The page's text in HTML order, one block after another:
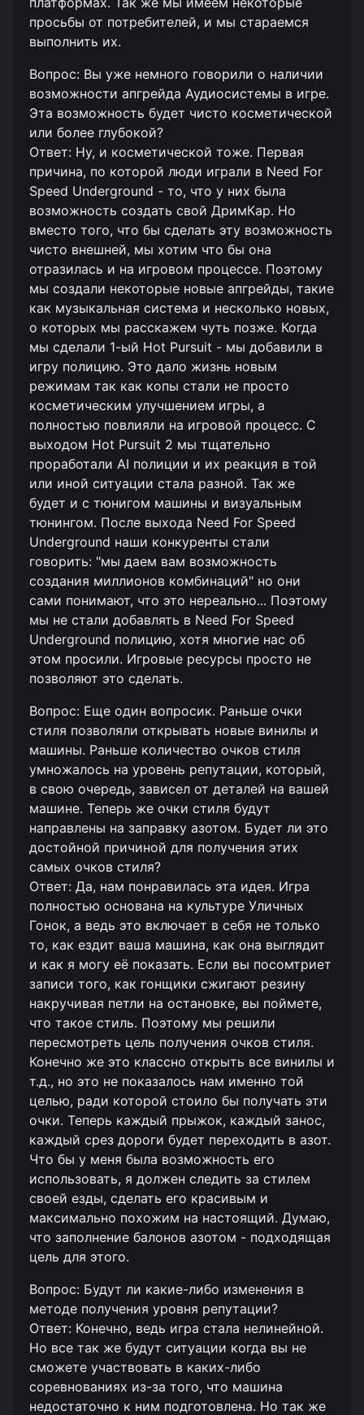
просьбы от потребителей, и мы стараемся
выполнить их.
Вопрос: Вы уже немного говорили о наличии
возможности апгрейда Аудиосистемы в игре.
Эта возможность будет чисто косметической
или более глубокой?
Ответ: Ну, и косметической тоже. Первая
причина, по которой люди играли в Need For
Speed Underground - то, что у них была
возможность создать свой ДримКар. Но
вместо того, что бы сделать эту возможность
чисто внешней, мы хотим что бы она
отразилась и на игровом процессе. Поэтому
мы создали некоторые новые апгрейды, такие
как музыкальная система и несколько новых,
о которых мы расскажем чуть позже. Когда
мы сделали 1-ый Hot Pursuit - мы добавили в
игру полицию. Это дало жизнь новым
режимам так как копы стали не просто
косметическим улучшением игры, а
полностью повлияли на игровой процесс. С
выходом Hot Pursuit 2 мы тщательно
проработали AI полиции и их реакция в той
или иной ситуации стала разной. Так же
будет и с тюнигом машины и визуальным
тюнингом. После выхода Need For Speed
Underground наши конкуренты стали
говорить: "мы даем вам возможность
создания миллионов комбинаций" но они
сами понимают, что это нереально... Поэтому
мы не стали добавлять в Need For Speed
Underground полицию, хотя многие нас об
этом просили. Игровые ресурсы просто не
позволяют это сделать.
Вопрос: Еще один вопросик. Раньше очки
стиля позволяли открывать новые винилы и
машины. Раньше количество очков стиля
умножалось на уровень репутации, который,
в свою очередь, зависел от деталей на вашей
машине. Теперь же очки стиля будут
направлены на заправку азотом. Будет ли это
достойной причиной для получения этих
самых очков стиля?
Ответ: Да, нам понравилась эта идея. Игра
полностью основана на культуре Уличных
Гонок, а ведь это включает в себя не только
то, как ездит ваша машина, как она выглядит
и как я могу её показать. Если вы посомтриет
записи того, как гонщики сжигают резину
накручивая петли на остановке, вы поймете,
что такое стиль. Поэтому мы решили
пересмотреть цель получения очков стиля.
Конечно же это классно открыть все винилы и
т.д., но это не показалось нам именно той
целью, ради которой стоило бы получать эти
очки. Теперь каждый прыжок, каждый занос,
каждый срез дороги будет переходить в азот.
Что бы у меня была возможность его
использовать, я должен следить за стилем
своей езды, сделать его красивым и
максимально похожим на настоящий. Думаю,
что заполнение балонов азотом - подходящая
цель для этого.
Вопрос: Будут ли какие-либо изменения в
методе получения уровня репутации?
Ответ: Конечно, ведь игра стала нелинейной.
Но все так же будут ситуации когда вы не
сможете участвовать в каких-либо
соревнованиях из-за того, что машина
недостаточно к ним подготовлена. Но так же